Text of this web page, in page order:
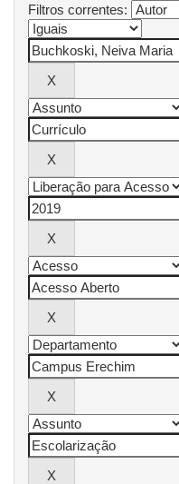
Filtros correntes: